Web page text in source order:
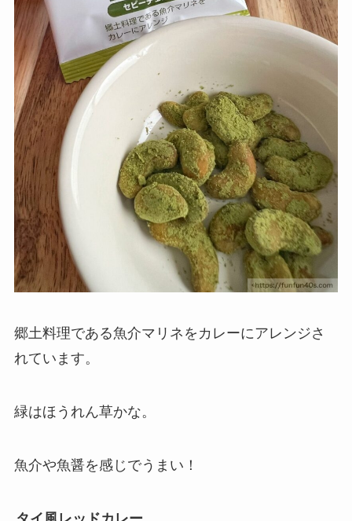
郷土料理である魚介マリネをカレーにアレンジさ
れています。
緑はほうれん草かな。
魚介や魚醤を感じでうまい！